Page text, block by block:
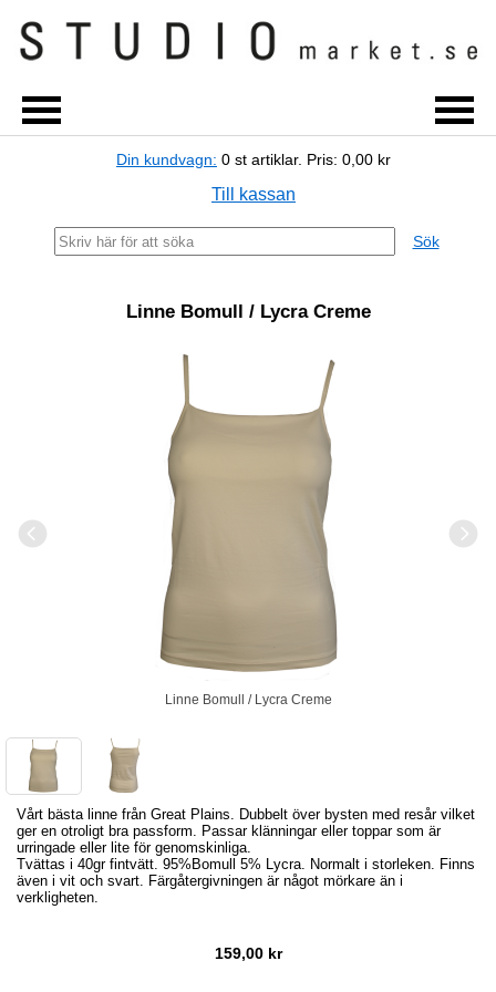
Din kundvagn: 0 st artiklar. Pris: 0,00 kr
Till kassan
Sök
Linne Bomull / Lycra Creme
Linne Bomull / Lycra Creme
Vårt bästa linne från Great Plains. Dubbelt över bysten med resår vilket
ger en otroligt bra passform. Passar klänningar eller toppar som är
urringade eller lite för genomskinliga.
Tvättas i 40gr fintvätt. 95%Bomull 5% Lycra. Normalt i storleken. Finns
även i vit och svart. Färgåtergivningen är något mörkare än i
verkligheten.
159,00 kr